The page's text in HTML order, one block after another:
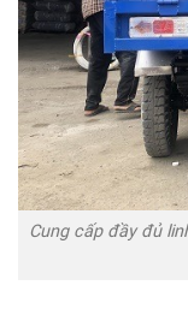
Cung cấp đầy đủ